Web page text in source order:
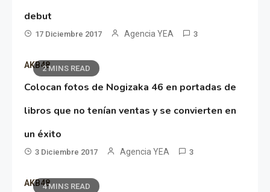
debut
17 Diciembre 2017 Agencia YEA 3
2 MINS READ
AKB48
Colocan fotos de Nogizaka 46 en portadas de
libros que no tenían ventas y se convierten en
un éxito
3 Diciembre 2017 Agencia YEA 3
4 MINS READ
AKB48